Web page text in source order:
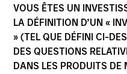
VOUS ÊTES UN
LA DÉFINITION D’UN «
» (TEL QUE DÉFINI CI-
DES QUESTIONS
DANS LES PRODUITS DE